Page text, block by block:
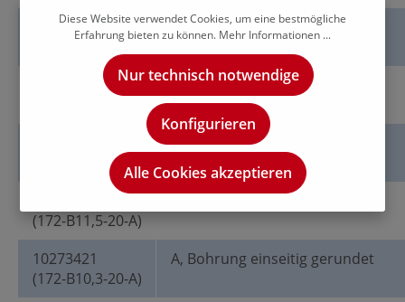
10188232
(172-B11-20-A)
A
A
(172-B11,8-20-A)
A
(172-B11,5-20-A)
10273421
(172-B10,3-20-A)
A, Bohrung einseitig gerundet
Diese Website verwendet Cookies, um eine bestmögliche
Erfahrung bieten zu können. Mehr Informationen ...
Nur technisch notwendige
Konfigurieren
Alle Cookies akzeptieren